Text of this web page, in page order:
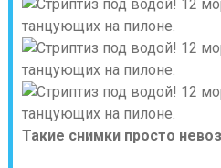
Такие снимки просто